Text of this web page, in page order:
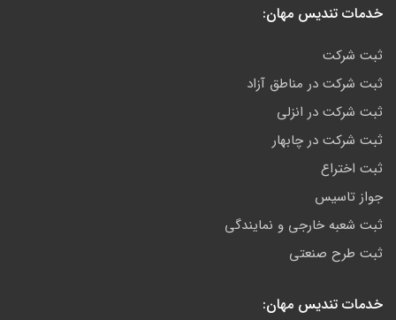
خدمات تندیس مهان:
ثبت شرکت
ثبت شرکت در مناطق آزاد
ثبت شرکت در انزلی
ثبت شرکت در چابهار
ثبت اختراع
جواز تاسیس
ثبت شعبه خارجی و نمایندگی
ثبت طرح صنعتی
خدمات تندیس مهان: